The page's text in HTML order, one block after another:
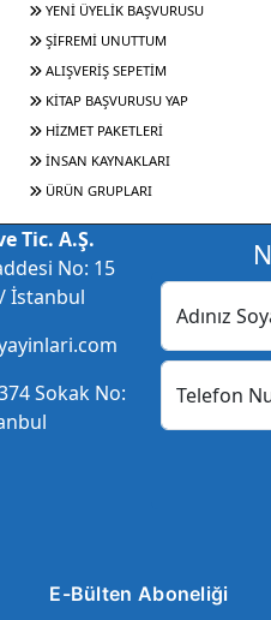
YENİ ÜYELİK BAŞVURUSU
ŞİFREMİ UNUTTUM
ALIŞVERİŞ SEPETİM
KİTAP BAŞVURUSU YAP
HİZMET PAKETLERİ
İNSAN KAYNAKLARI
ÜRÜN GRUPLARI
Tic. A.Ş.
No: 15
İstanbul
Sokak No:
Adınız
Telefon
E-Bülten Aboneliği